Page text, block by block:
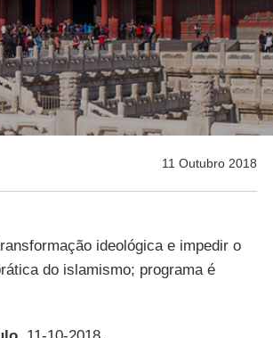
11 Outubro 2018
ideológica e impedir o
do islamismo; programa é